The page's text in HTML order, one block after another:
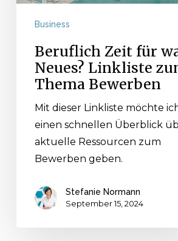
Business
Beruflich Zeit für
Neues? Linkliste
Thema Bewerben
Mit dieser Linkliste möchte
einen schnellen Überblick
aktuelle Ressourcen zum
Bewerben geben.
Stefanie Normann
September 15, 2024